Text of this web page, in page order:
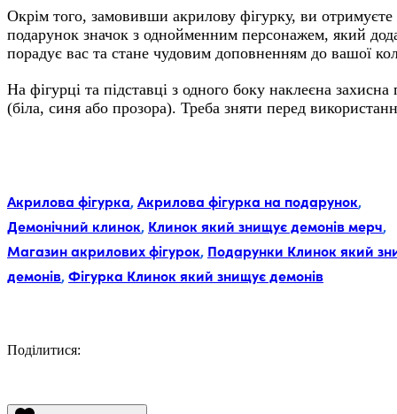
Окрім того, замовивши акрилову фігурку, ви отримуєте
подарунок значок з однойменним персонажем, який
порадує вас та стане чудовим доповненням до вашої
На фігурці та підставці з одного боку наклеєна захисна
(біла, синя або прозора). Треба зняти перед
Акрилова фігурка,Акрилова фігурка на подарунок,
Демонічний клинок, Клинок який знищує демонів мерч,
Магазин акрилових фігурок, Подарунки Клинок який
демонів,Фігурка Клинок який знищує демонів
Поділитися: